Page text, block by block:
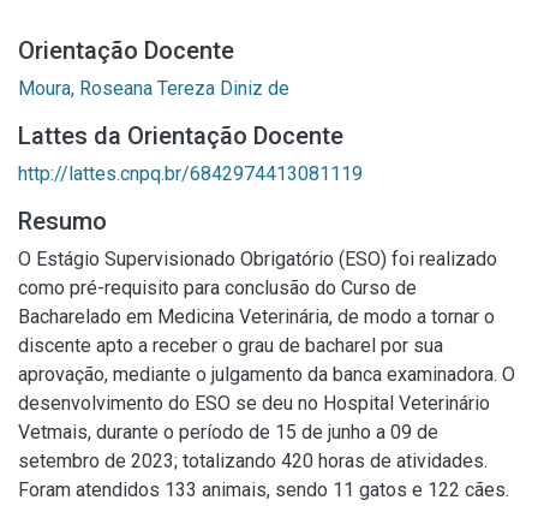
Orientação Docente
Moura, Roseana Tereza Diniz de
Lattes da Orientação Docente
http://lattes.cnpq.br/6842974413081119
Resumo
O Estágio Supervisionado Obrigatório (ESO) foi realizado
como pré-requisito para conclusão do Curso de
Bacharelado em Medicina Veterinária, de modo a tornar o
discente apto a receber o grau de bacharel por sua
aprovação, mediante o julgamento da banca examinadora. O
desenvolvimento do ESO se deu no Hospital Veterinário
Vetmais, durante o período de 15 de junho a 09 de
setembro de 2023; totalizando 420 horas de atividades.
Foram atendidos 133 animais, sendo 11 gatos e 122 cães.